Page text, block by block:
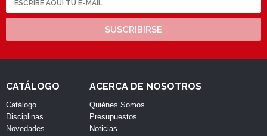
SUSCRIBIRSE
CATÁLOGO
Catálogo
Disciplinas
Novedades
ACERCA DE NOSOTROS
Quiénes Somos
Presupuestos
Noticias